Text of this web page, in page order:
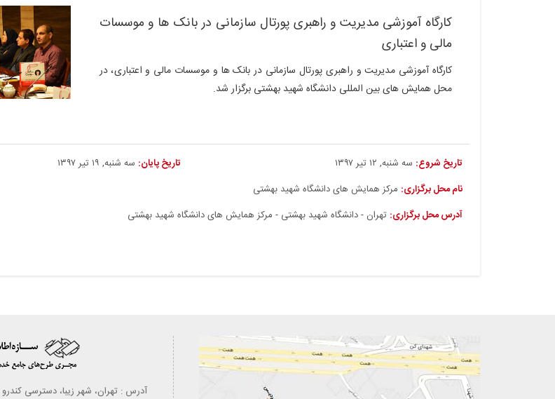
کارگاه آموزشی مدیریت و راهبری پورتال سازمانی در بانک ها و موسسات
مالی و اعتباری
کارگاه آموزشی مدیریت و راهبری پورتال سازمانی در بانک ها و موسسات مالی و اعتباری، در
محل همایش های بین المللی دانشگاه شهید بهشتی برگزار شد.
تاریخ شروع: سه شنبه, ۱۲ تیر ۱۳۹۷ تاریخ پایان: سه شنبه, ۱۹ تیر ۱۳۹۷
نام محل برگزاری: مرکز همایش های دانشگاه شهید بهشتی
آدرس محل برگزاری: تهران - دانشگاه شهید بهشتی - مرکز همایش های دانشگاه شهید بهشتی
آدرس : تهران، شهر زیبا، دسترسی